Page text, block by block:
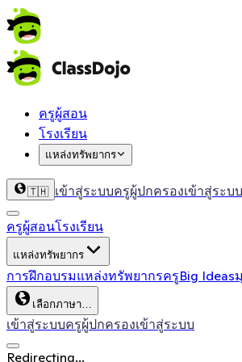
ครูผู้สอน
โรงเรียน
แหล่งทรัพยากร
🇹🇭 เข้าสู่ระบบครูผู้ปกครองเข้าสู่ระบบ
ครูผู้สอนโรงเรียน
แหล่งทรัพยากร
การฝึกอบรมแหล่งทรัพยากรครูBig Ideas
เลือกภาษา…
เข้าสู่ระบบครูผู้ปกครองเข้าสู่ระบบ
Redirecting...